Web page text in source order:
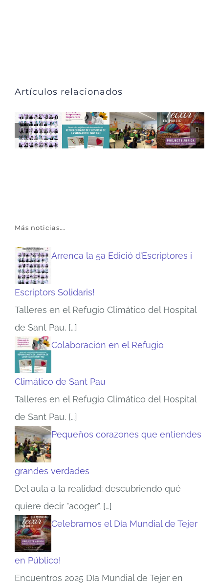
Artículos relacionados
Arrenca
Edició
d’Escriptores
i
Colaboración
Refugio
Climático
de
corazones
que
entiendes
Mundial
de
Tejer
Más noticias….
Arrenca la 5a Edició d’Escriptores i
Escriptors Solidaris!
Talleres en el Refugio Climático del Hospital
de Sant Pau. […]
Colaboración en el Refugio
Climático de Sant Pau
Talleres en el Refugio Climático del Hospital
de Sant Pau. […]
Pequeños corazones que entiendes
grandes verdades
Del aula a la realidad: descubriendo qué
quiere decir "acoger". […]
Celebramos el Día Mundial de Tejer
en Público!
Encuentros 2025 Día Mundial de Tejer en